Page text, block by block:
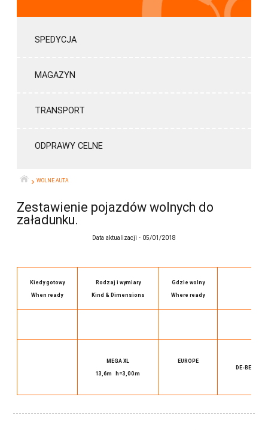
SPEDYCJA
MAGAZYN
TRANSPORT
ODPRAWY CELNE
WOLNE AUTA
Zestawienie pojazdów wolnych do
załadunku.
Data aktualizacji - 05/01/2018
Kiedy gotowy
When ready
Rodzaj i wymiary
Kind & Dimensions
Gdzie wolny
Where ready
MEGA XL
13,6m h=3,00m
EUROPE
DE-BE-NL-